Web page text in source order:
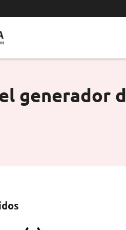
generador